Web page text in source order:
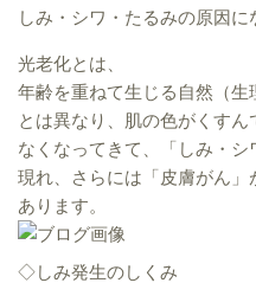
しみ・シワ・たるみの原因に
光老化とは、
年齢を重ねて生じる自然（生
とは異なり、肌の色がくすん
なくなってきて、「しみ・シ
現れ、さらには「皮膚がん」
あります。
◇しみ発生のしくみ